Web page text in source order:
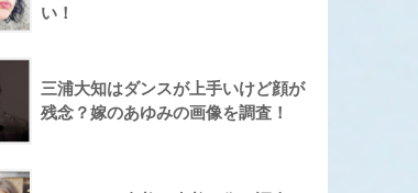
い！
三浦大知はダンスが上手いけど顔が
残念？嫁のあゆみの画像を調査！